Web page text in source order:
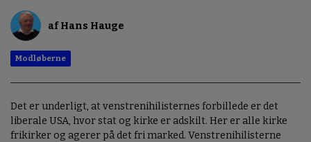
af Hans Hauge
Modløberne
Det er underligt, at venstrenihilisternes forbillede er det
liberale USA, hvor stat og kirke er adskilt. Her er alle kirke
frikirker og agerer på det fri marked. Venstrenihilisterne